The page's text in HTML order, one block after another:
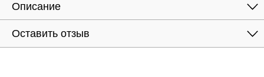
Описание
Оставить отзыв